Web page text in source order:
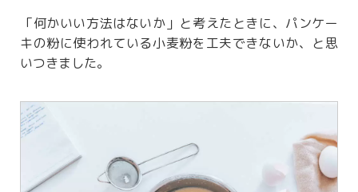
「何かいい方法はないか」と考えたときに、パンケー
キの粉に使われている小麦粉を工夫できないか、と思
いつきました。